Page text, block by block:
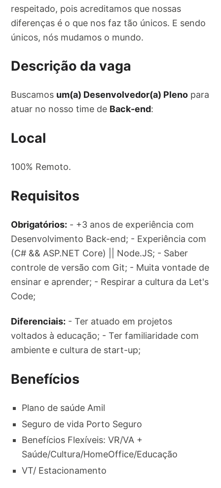
respeitado, pois acreditamos que nossas
diferenças é o que nos faz tão únicos. E sendo
únicos, nós mudamos o mundo.
Descrição da vaga
Buscamos um(a) Desenvolvedor(a) Pleno para
atuar no nosso time de Back-end:
Local
100% Remoto.
Requisitos
Obrigatórios: - +3 anos de experiência com
Desenvolvimento Back-end; - Experiência com
(C# && ASP.NET Core) || Node.JS; - Saber
controle de versão com Git; - Muita vontade de
ensinar e aprender; - Respirar a cultura da Let's
Code;
Diferenciais: - Ter atuado em projetos
voltados à educação; - Ter familiaridade com
ambiente e cultura de start-up;
Benefícios
Plano de saúde Amil
Seguro de vida Porto Seguro
Benefícios Flexíveis: VR/VA +
Saúde/Cultura/HomeOffice/Educação
VT/ Estacionamento